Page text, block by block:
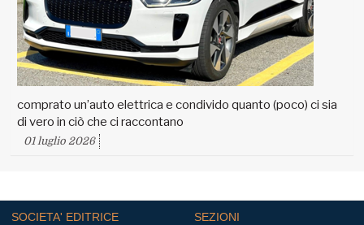
comprato un’auto elettrica e condivido quanto (poco) ci sia
di vero in ciò che ci raccontano
01 luglio 2026
SOCIETA' EDITRICE SEZIONI